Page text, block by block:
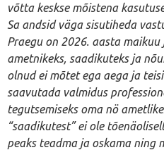
võtta keskse mõistena
Sa andsid väga sisutiheda
Praegu on 2026. aasta
ametnikeks, saadikuteks ja
olnud ei mõtet ega aega ja
saavutada valmidus
tegutsemiseks oma nö
“saadikutest” ei ole
peaks teadma ja oskama ning